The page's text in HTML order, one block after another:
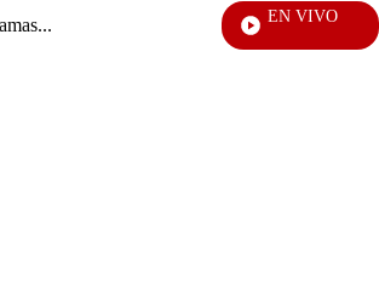
Entrada
de
EN VIVO
Televentas